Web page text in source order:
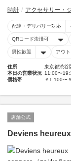
時計 アクセサリー・
配達・デリバリー対応
QRコード決済可
男性歓迎 アウ
住所
東京都渋谷
本日の営業状況 11:00〜
価格帯
￥1,100〜
店舗公式
Deviens